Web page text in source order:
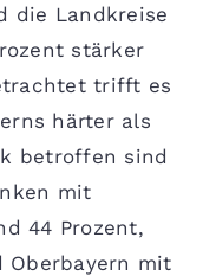
die Landkreise
stärker
trifft es
härter als
betroffen sind
mit
44 Prozent,
Oberbayern mit